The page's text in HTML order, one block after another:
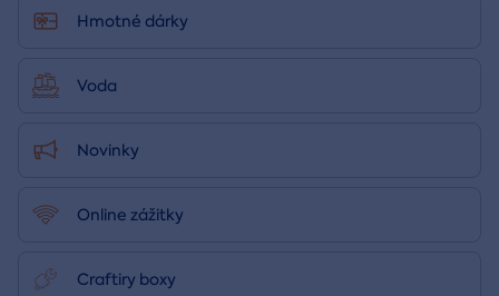
Hmotné dárky
Voda
Novinky
Online zážitky
Craftiry boxy